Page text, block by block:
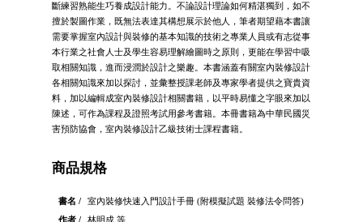
斷練習熟能生巧養成設計能力。不論設計理論如何精湛獨到，如不
擅於製圖作業，既無法表達其構想展示於他人，筆者期望藉本書讓
需要掌握室內設計與裝修的基本知識的技術之專業人員或有志從事
本行業之社會人士及學生容易理解繪圖時之原則，更能在學習中吸
取相關知識，進而浸潤於設計之樂趣。本書涵蓋有關室內裝修設計
各相關知識來加以探討，並彙整授課老師及專家學者提供之寶貴資
料，加以編輯成室內裝修設計相關書籍，以平時易懂之字眼來加以
陳述，可作為課程及證照考試用參考書籍。本冊書籍為中華民國災
害預防協會，室內裝修設計乙級技術士課程書籍。
商品規格
書名 /
室內裝修快速入門設計手冊 (附模擬試題 裝修法令問答)
作者 /
林明成 等